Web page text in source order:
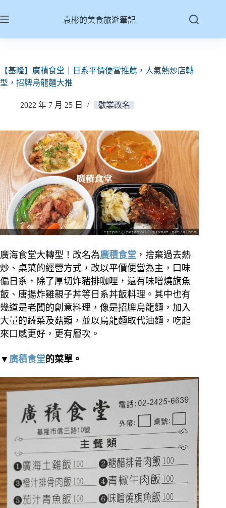
至
容
袁彬的美食旅遊筆記
【基隆】廣積食堂｜日系平價便當推薦，人氣熱炒店轉
型，招牌烏龍麵大推
2022 年 7 月 25 日 歇業改名
廣海食堂大轉型！改名為廣積食堂 ，捨棄過去熱
炒、桌菜的經營方式，改以平價便當為主，口味
偏日系，除了厚切炸豬排咖哩，還有味噌燒旗魚
飯、唐揚炸雞親子丼等日系丼飯料理。其中也有
幾道是老闆的創意料理，像是招牌烏龍麵，加入
大量的蔬菜及菇類，並以烏龍麵取代油麵，吃起
來口感更好，更有層次。
▼ 廣積食堂的菜單。